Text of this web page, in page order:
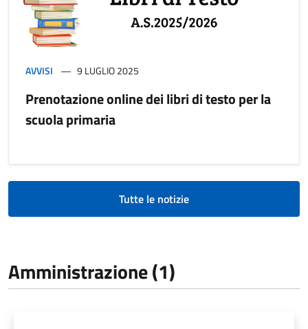
AVVISI 9 LUGLIO 2025
Prenotazione online dei libri di testo per la
scuola primaria
Tutte le notizie
Amministrazione (1)